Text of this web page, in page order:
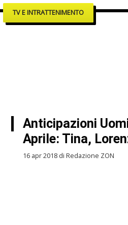
TV E INTRATTENIMENTO
Anticipazioni
Aprile: Tina,
16 apr 2018 di Redazione ZON